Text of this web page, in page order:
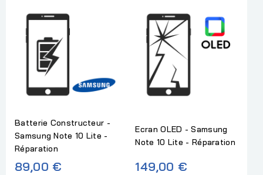
Batterie Constructeur -
Samsung Note 10 Lite -
Réparation
89,00 €
Ecran OLED - Samsung
Note 10 Lite - Réparation
149,00 €